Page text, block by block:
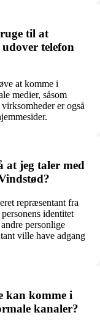
til at
telefon
at komme i
medier, såsom
er også
jeg taler med
repræsentant fra
identitet
personlige
ville have adgang
kan komme i
kanaler?